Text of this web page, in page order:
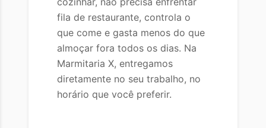
fila de restaurante, controla o
que come e gasta menos do que
almoçar fora todos os dias. Na
Marmitaria X, entregamos
diretamente no seu trabalho, no
horário que você preferir.